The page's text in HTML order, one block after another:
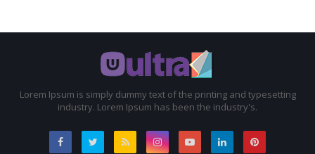
Lorem Ipsum is simply dummy text of the printing and typesetting
industry. Lorem Ipsum has been the industry's.